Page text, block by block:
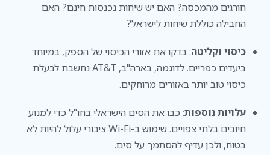
חורגים מהמכסה? האם יש שיחות נכנסות חינם? האם
החבילה כוללת שיחות לישראל?
כיסוי וקליטה: בדקו את אזורי הכיסוי של הספק, במיוחד
ביעדים כפריים. לדוגמה, בארה"ב, AT&T נחשבת לבעלת
כיסוי טוב יותר באזורים מרוחקים.
עלויות נוספות: כבו את הסים הישראלי בחו"ל כדי למנוע
חיובים בלתי צפויים. שימוש ב-Wi-Fi ציבורי עלול להיות לא
בטוח, ולכן עדיף להסתמך על סים.